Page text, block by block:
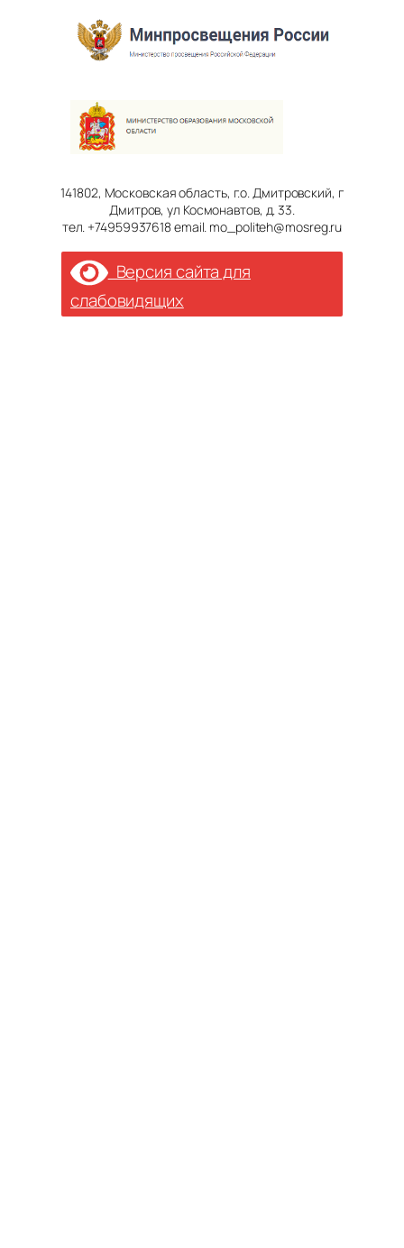
141802, Московская область, г.о. Дмитровский, г
Дмитров, ул Космонавтов, д. 33.
тел. +74959937618 email. mo_politeh@mosreg.ru
Версия сайта для
слабовидящих